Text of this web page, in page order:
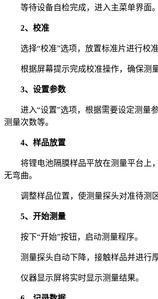
等待设备自检完成，进入主菜单界面。
2、校准
选择“校准”选项，放置标准片进行校准
根据屏幕提示完成校准操作，确保测量
3、设置参数
进入“设置”选项，根据需要设定测量参
测量次数等。
4、样品放置
将锂电池隔膜样品平放在测量平台上，
无弯曲。
调整样品位置，使测量探头对准待测区
5、开始测量
按下“开始”按钮，启动测量程序。
测量探头自动下降，接触样品并进行厚
仪器显示屏将实时显示测量结果。